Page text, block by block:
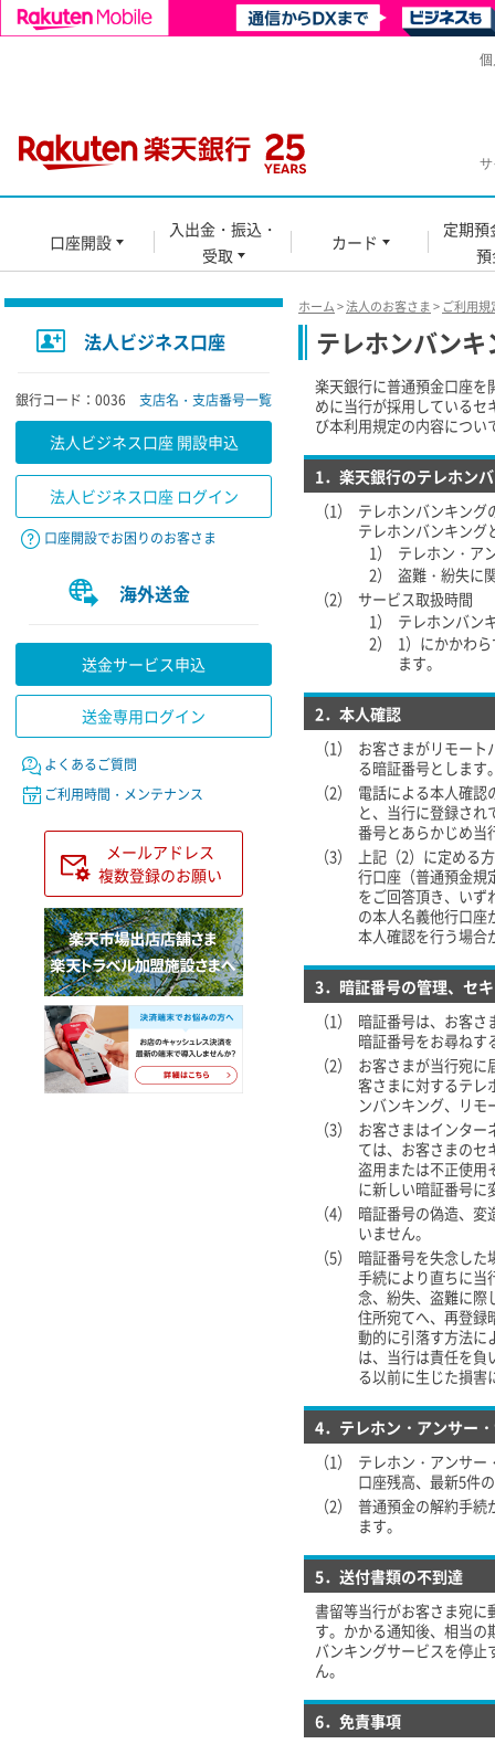
口座開設
入出金・振込・
受取
カード
定期預
ホーム>法人のお客さま>ご利用規
テレホンバン
楽天銀行に普通預金口座を
めに当行が採用している
び本利用規定の内容につ
1．楽天銀行のテレホン
（1）
テレホンバンキング
テレホンバンキング
1）
テレホン・ア
2）
盗難・紛失に
（2）
サービス取扱時間
1）
テレホンバン
2）
1）にかかわ
ます。
2．本人確認
（1）
お客さまがリモート
る暗証番号とします
（2）
電話による本人確認
と、当行に登録さ
番号とあらかじめ当
（3）
上記（2）に定める
行口座（普通預金規
をご回答頂き、いず
の本人名義他行口座
本人確認を行う場合
3．暗証番号の管理、セ
（1）
暗証番号は、お客さ
暗証番号をお尋ねす
（2）
お客さまが当行宛に
客さまに対するテレ
ンバンキング、リ
（3）
お客さまはインター
ては、お客さまのセ
盗用または不正使用
に新しい暗証番号に
（4）
暗証番号の偽造、変
いません。
（5）
暗証番号を失念した
手続により直ちに当
念、紛失、盗難に際
住所宛てへ、再登録
動的に引落す方法に
は、当行は責任を負
る以前に生じた損害
4．テレホン・アンサー
（1）
テレホン・アンサー
口座残高、最新5件
（2）
普通預金の解約手続
ます。
5．送付書類の不到達
書留等当行がお客さま宛に
す。かかる通知後、相当
バンキングサービスを停
ん。
6．免責事項
法人ビジネス口座
銀行コード：0036 支店名・支店番号一覧
法人ビジネス口座 開設申込
法人ビジネス口座 ログイン
口座開設でお困りのお客さま
海外送金
送金サービス申込
送金専用ログイン
よくあるご質問
ご利用時間・メンテナンス
メールアドレス
複数登録のお願い